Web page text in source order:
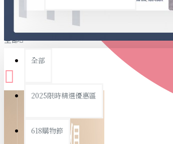
事務用品
文具收納
書寫用品
衛浴用品
全部
全部
2025限時精選優惠區
618購物節